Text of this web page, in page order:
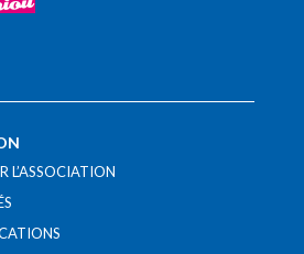
L’ASSOCIATION